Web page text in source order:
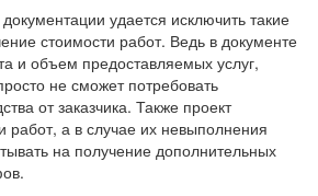
удается исключить такие
стоимости работ. Ведь в документе
и объем предоставляемых услуг,
не сможет потребовать
от заказчика. Также проект
работ, а в случае их невыполнения
на получение дополнительных